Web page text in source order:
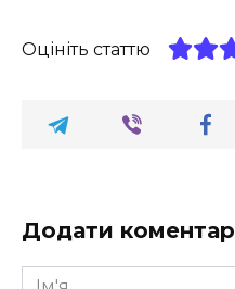
Оцініть статтю
Додати коментар
Ім'я